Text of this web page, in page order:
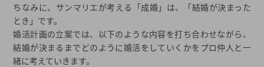
ちなみに、サンマリエが考える「成婚」は、「結婚が決まった
とき」です。
婚活計画の立案では、以下のような内容を打ち合わせながら、
結婚が決まるまでどのように婚活をしていくかをプロ仲人と一
緒に考えていきます。